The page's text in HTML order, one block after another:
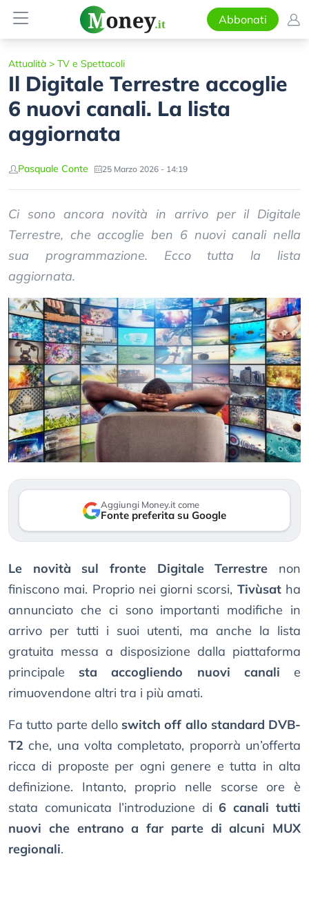
Abbonati
Attualità > TV e Spettacoli
Il Digitale Terrestre accoglie
6 nuovi canali. La lista
aggiornata
Pasquale Conte 25 Marzo 2026 - 14:19
Ci sono ancora novità in arrivo per il Digitale
Terrestre, che accoglie ben 6 nuovi canali nella
sua programmazione. Ecco tutta la lista
aggiornata.
Aggiungi Money.it come
Fonte preferita su Google
Le novità sul fronte Digitale Terrestre non
finiscono mai. Proprio nei giorni scorsi, Tivùsatha
annunciato che ci sono importanti modifiche in
arrivo per tutti i suoi utenti, ma anche la lista
gratuita messa a disposizione dalla piattaforma
principale sta accogliendo nuovi canali e
rimuovendone altri tra i più amati.
Fa tutto parte dello switch off allo standard DVB-
T2 che, una volta completato, proporrà un’offerta
ricca di proposte per ogni genere e tutta in alta
definizione. Intanto, proprio nelle scorse ore è
stata comunicata l’introduzione di6 canali tutti
nuovi che entrano a far parte di alcuni MUX
regionali.